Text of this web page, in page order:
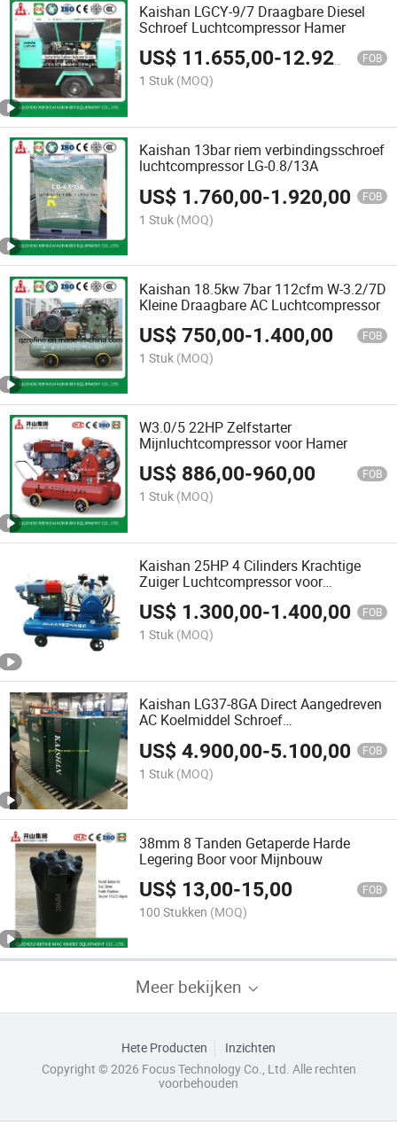
Kaishan LGCY-9/7 Draagbare Diesel
Schroef Luchtcompressor Hamer
US$ 11.655,00-12.926,00 FOB
1 Stuk (MOQ)
Kaishan 13bar riem verbindingsschroef
luchtcompressor LG-0.8/13A
US$ 1.760,00-1.920,00 FOB
1 Stuk (MOQ)
Kaishan 18.5kw 7bar 112cfm W-3.2/7D
Kleine Draagbare AC Luchtcompressor
US$750,00-1.400,00 FOB
1 Stuk (MOQ)
W3.0/5 22HP Zelfstarter
Mijnluchtcompressor voor Hamer
US$ 886,00-960,00 FOB
1 Stuk (MOQ)
Kaishan 25HP 4 Cilinders Krachtige
Zuiger Luchtcompressor voor
Steengroeve 2V-4/5
US$ 1.300,00-1.400,00 FOB
1 Stuk (MOQ)
Kaishan LG37-8GA Direct Aangedreven
AC Koelmiddel Schroef
US$4.900,00-5.100,00 FOB
1 Stuk (MOQ)
38mm 8 Tanden Getaperde Harde
Legering Boor voor Mijnbouw
US$ 13,00-15,00 FOB
100 Stukken (MOQ)
Meer bekijken
Hete Producten
Inzichten
Copyright © 2026 Focus Technology Co., Ltd. Alle rechten
voorbehouden